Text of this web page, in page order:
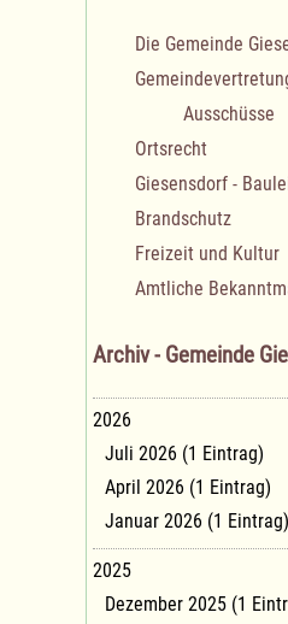
Navigation
überspringen
Die Gemeinde
Ausschüsse
Ortsrecht
Giesensdorf -
Brandschutz
Freizeit und Kultur
Amtliche
Archiv - Gemeinde
2026
Juli 2026 (1 Eintrag)
April 2026 (1 Eintrag)
Januar 2026 (1 Eintrag)
2025
Dezember 2025 (1